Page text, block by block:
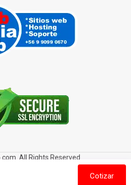
All Rights Reserved
Política de privacidad
Política de Cookies
Cotizar